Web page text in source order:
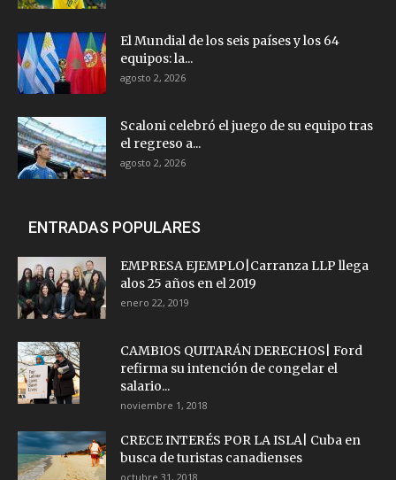
El Mundial de los seis países y los 64
equipos: la...
agosto 2, 2026
Scaloni celebró el juego de su equipo tras
el regreso a...
agosto 2, 2026
ENTRADAS POPULARES
EMPRESA EJEMPLO|Carranza LLP llega
alos 25 años en el 2019
enero 22, 2019
CAMBIOS QUITARÁN DERECHOS| Ford
refirma su intención de congelar el
salario...
noviembre 1, 2018
CRECE INTERÉS POR LA ISLA| Cuba en
busca de turistas canadienses
octubre 31, 2018